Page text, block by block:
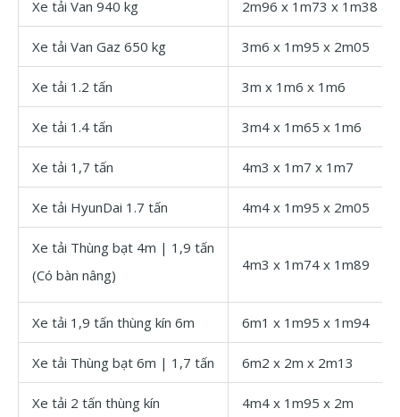
Xe tải Van 940 kg 2m96 x 1m73 x 1m38
Xe tải Van Gaz 650 kg 3m6 x 1m95 x 2m05
Xe tải 1.2 tấn 3m x 1m6 x 1m6
Xe tải 1.4 tấn 3m4 x 1m65 x 1m6
Xe tải 1,7 tấn 4m3 x 1m7 x 1m7
Xe tải HyunDai 1.7 tấn 4m4 x 1m95 x 2m05
Xe tải Thùng bạt 4m | 1,9 tấn
(Có bàn nâng)
4m3 x 1m74 x 1m89
Xe tải 1,9 tấn thùng kín 6m 6m1 x 1m95 x 1m94
Xe tải Thùng bạt 6m | 1,7 tấn 6m2 x 2m x 2m13
Xe tải 2 tấn thùng kín 4m4 x 1m95 x 2m